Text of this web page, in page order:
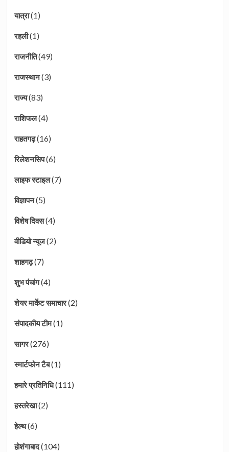
यात्रा(1)
रहली(1)
राजनीति(49)
राजस्थान(3)
राज्य(83)
राशिफल(4)
राहतगढ़(16)
रिलेशनसिप(6)
लाइफ स्टाइल(7)
विज्ञापन(5)
विशेष दिवस(4)
वीडियो न्यूज(2)
शाहगढ़(7)
शुभ पंचांग(4)
शेयर मार्केट समाचार(2)
संपादकीय टीम(1)
सागर(276)
स्मार्टफोन टैब(1)
हमारे प्रतिनिधि(111)
हस्तरेखा(2)
हेल्थ(6)
होशंगाबाद(104)